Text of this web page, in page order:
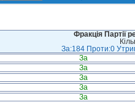
Фракція Партії
За:184 Проти:0
За
За
За
За
За